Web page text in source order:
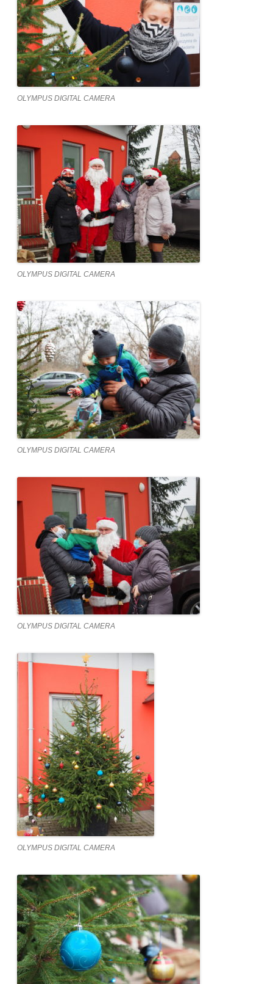
OLYMPUS DIGITAL CAMERA
OLYMPUS DIGITAL CAMERA
OLYMPUS DIGITAL CAMERA
OLYMPUS DIGITAL CAMERA
OLYMPUS DIGITAL CAMERA